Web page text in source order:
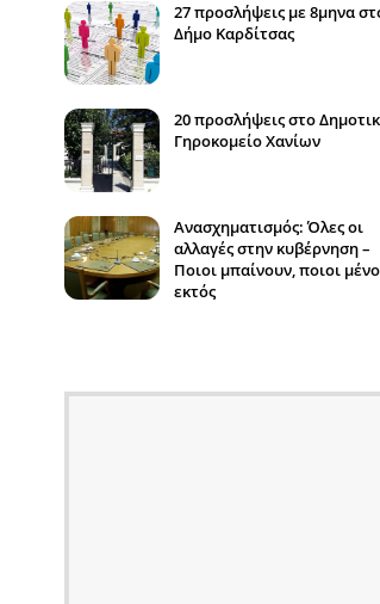
27 προσλήψεις με 8μηνα
Δήμο Καρδίτσας
20 προσλήψεις στο
Γηροκομείο Χανίων
Ανασχηματισμός: Όλες οι
αλλαγές στην κυβέρνηση –
Ποιοι μπαίνουν, ποιοι
εκτός